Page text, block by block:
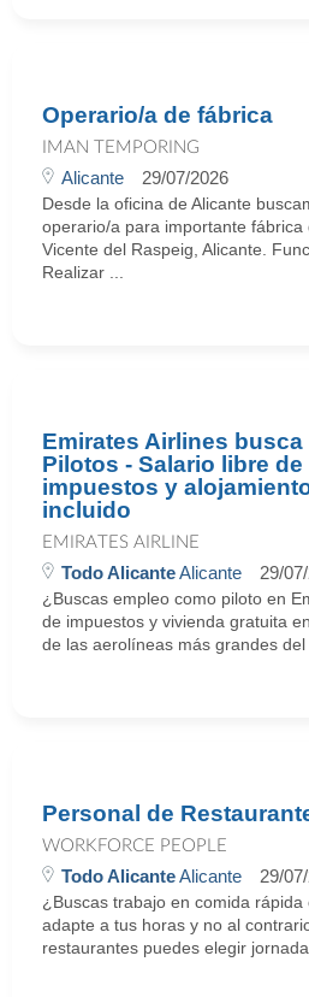
Operario/a de fábrica
IMAN TEMPORING
Alicante 29/07/2026
Desde la oficina de Alicante
operario/a para importante fábrica
Vicente del Raspeig, Alicante.
Realizar ...
Emirates Airlines busca
Pilotos - Salario libre de
impuestos y
incluido
EMIRATES AIRLINE
Todo AlicanteAlicante 29/
¿Buscas empleo como piloto en
de impuestos y vivienda gratuita
de las aerolíneas más grandes del
Personal de
WORKFORCE PEOPLE
Todo AlicanteAlicante 29/
¿Buscas trabajo en comida
adapte a tus horas y no al
restaurantes puedes elegir